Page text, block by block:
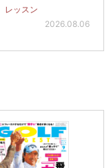
レッスン
2026.08.06